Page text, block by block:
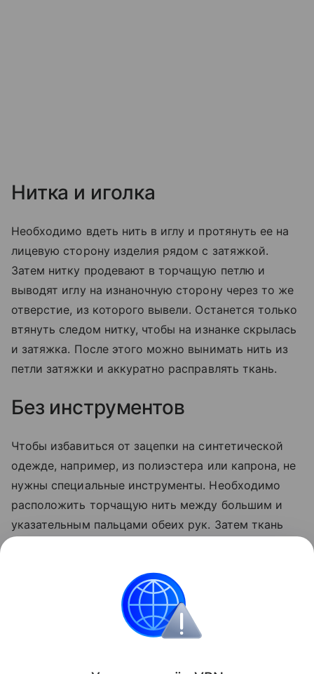
Нитка и иголка
Необходимо вдеть нить в иглу и протянуть ее на
лицевую сторону изделия рядом с затяжкой.
Затем нитку продевают в торчащую петлю и
выводят иглу на изнаночную сторону через то же
отверстие, из которого вывели. Останется только
втянуть следом нитку, чтобы на изнанке скрылась
и затяжка. После этого можно вынимать нить из
петли затяжки и аккуратно расправлять ткань.
Без инструментов
Чтобы избавиться от зацепки на синтетической
одежде, например, из полиэстера или капрона, не
нужны специальные инструменты. Необходимо
расположить торчащую нить между большим и
указательным пальцами обеих рук. Затем ткань
После этого рекомендуется повернуть
градусов и повторить растяжение.